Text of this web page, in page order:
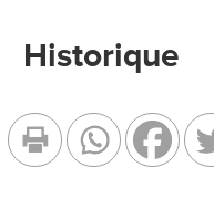
Historique